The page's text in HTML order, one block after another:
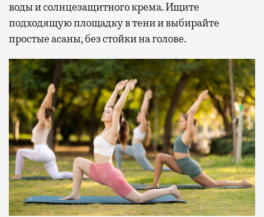
воды и солнцезащитного крема. Ищите
подходящую площадку в тени и выбирайте
простые асаны, без стойки на голове.